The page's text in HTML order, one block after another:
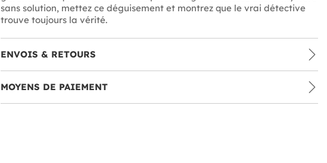
sans solution, mettez ce déguisement et montrez que le vrai détective
trouve toujours la vérité.
ENVOIS & RETOURS
MOYENS DE PAIEMENT